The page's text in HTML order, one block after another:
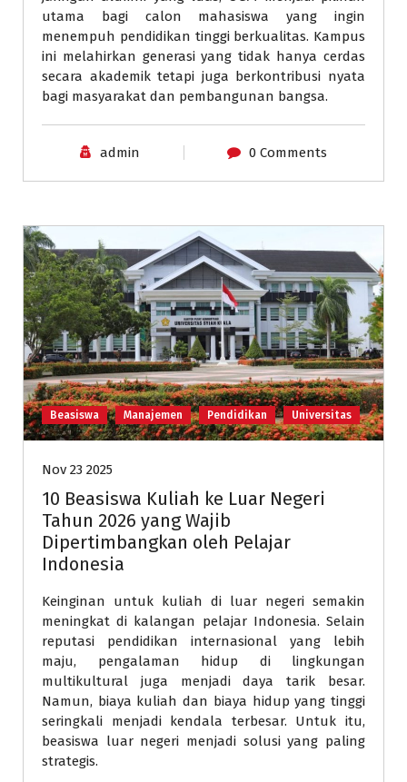
utama bagi calon mahasiswa yang ingin
menempuh pendidikan tinggi berkualitas. Kampus
ini melahirkan generasi yang tidak hanya cerdas
secara akademik tetapi juga berkontribusi nyata
bagi masyarakat dan pembangunan bangsa.
admin 0 Comments
Beasiswa Manajemen Pendidikan Universitas
Nov 23 2025
10 Beasiswa Kuliah ke Luar Negeri
Tahun 2026 yang Wajib
Dipertimbangkan oleh Pelajar
Indonesia
Keinginan untuk kuliah di luar negeri semakin
meningkat di kalangan pelajar Indonesia. Selain
reputasi pendidikan internasional yang lebih
maju, pengalaman hidup di lingkungan
multikultural juga menjadi daya tarik besar.
Namun, biaya kuliah dan biaya hidup yang tinggi
seringkali menjadi kendala terbesar. Untuk itu,
beasiswa luar negeri menjadi solusi yang paling
strategis.